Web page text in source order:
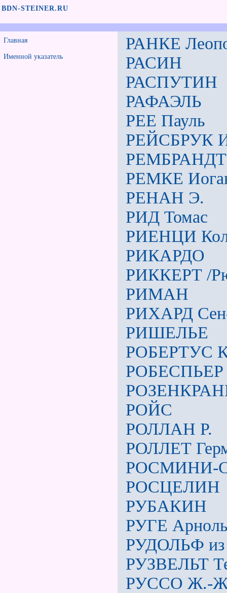
BDN-STEINER.RU
Главная
Именной указатель
РАНКЕ
РАСИН
РАСПУТИН
РАФАЭЛЬ
РEE Пауль
РЕЙСБРУК
РЕМБРАНДТ
РЕМКЕ
РЕНАН Э.
РИД Томас
РИЕНЦИ
РИКАРДО
РИККЕРТ /
РИМАН
РИХАРД
РИШЕЛЬЕ
РОБЕРТУС
РОБЕСПЬЕР
РОЙС
РОЛЛАН Р.
РОЛЛЕТ
РОСМИНИ-
РОСЦЕЛИН
РУБАКИН
РУГЕ
РУДОЛЬФ из
РУЗВЕЛЬТ
РУССО Ж.-